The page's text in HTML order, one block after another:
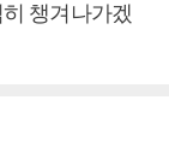
챙겨나가겠